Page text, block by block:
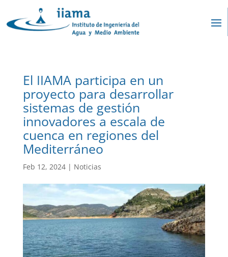
El IIAMA participa en un
proyecto para desarrollar
sistemas de gestión
innovadores a escala de
cuenca en regiones del
Mediterráneo
Feb 12, 2024| Noticias